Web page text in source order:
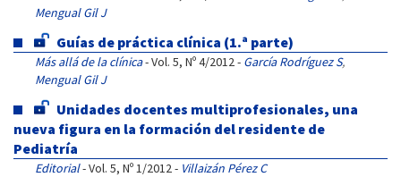
Mengual Gil J
Guías de práctica clínica (1.ª parte)
Más allá de la clínica- Vol. 5, Nº 4/2012 - García Rodríguez S,
Mengual Gil J
Unidades docentes multiprofesionales, una
nueva figura en la formación del residente de
Pediatría
Editorial- Vol. 5, Nº 1/2012 - Villaizán Pérez C